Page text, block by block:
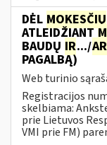
DĖL MOKESČIŲ
ATLEIDŽIANT
BAUDŲ IR.../AR
PAGALBĄ)
Web turinio
Registracijos
skelbiama:
prie Lietuvos
VMI prie FM)